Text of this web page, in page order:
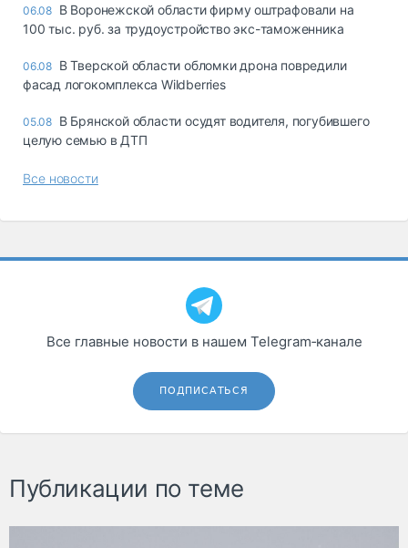
06.08 В Воронежской области фирму оштрафовали на
100 тыс. руб. за трудоустройство экс-таможенника
06.08 В Тверской области обломки дрона повредили
фасад логокомплекса Wildberries
05.08 В Брянской области осудят водителя, погубившего
целую семью в ДТП
Все новости
Все главные новости в нашем Telegram‑канале
ПОДПИСАТЬСЯ
Публикации по теме